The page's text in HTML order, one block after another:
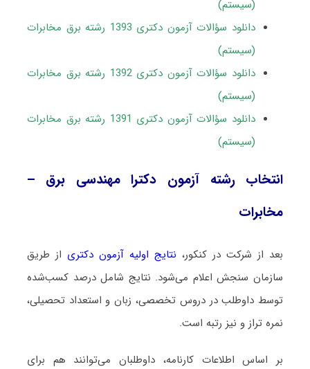
(سیستم)
دانلود سؤالات آزمون دکتری 1393 رشته برق مخابرات
(سیستم)
دانلود سؤالات آزمون دکتری 1392 رشته برق مخابرات
(سیستم)
دانلود سؤالات آزمون دکتری 1391 رشته برق مخابرات
(سیستم)
انتخاب رشته آزمون دکترا مهندسی برق –
مخابرات
بعد از شرکت در کنکور، نتایج اولیه آزمون دکتری از طریق
سازمان سنجش اعلام می‌شود. نتایج شامل درصد کسب‌شده
توسط داوطلب در دروس تخصصی، زبان و استعداد تحصیلی،
نمره تراز و نیز رتبه است.
بر اساس اطلاعات کارنامه، داوطلبان می‌توانند هم برای